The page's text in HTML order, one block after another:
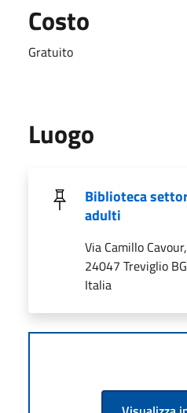
Costo
Gratuito
Luogo
Biblioteca
adulti
Via Camillo
24047 Treviglio
Italia